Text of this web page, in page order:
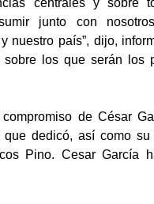
centrales y sobre
junto con
nuestro país”, dijo,
los que serán los
de César
dedicó, así como su
Pino. Cesar García